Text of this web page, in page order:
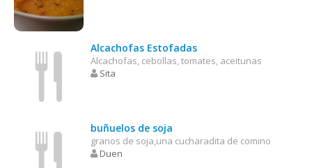
Alcachofas Estofadas
Alcachofas, cebollas, tomates, aceitunas
Sita
buñuelos de soja
granos de soja,una cucharadita de comino
Duen